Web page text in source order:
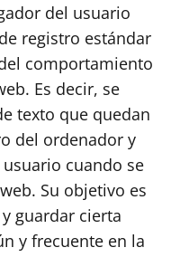
del usuario
registro estándar
comportamiento
Es decir, se
texto que quedan
del ordenador y
cuando se
Su objetivo es
guardar cierta
y frecuente en la